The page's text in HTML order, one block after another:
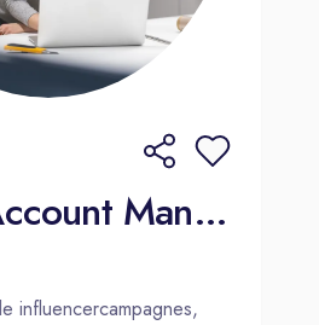
Senior Account Manager Influencer Marketing
influencercampagnes,